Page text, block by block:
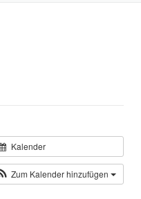
Kalender
Zum Kalender hinzufügen